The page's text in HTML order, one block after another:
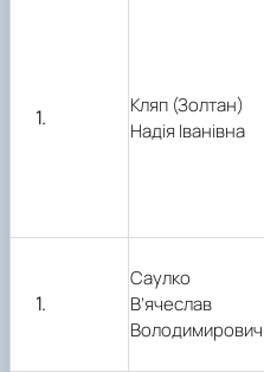
Кляп (Золтан)
Надія Іванівна
Саулко
В’ячеслав
Володимирович